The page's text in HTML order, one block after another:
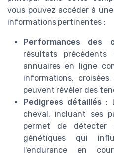
vous pouvez accéder à
informations pertinentes :
Performances des
résultats
annuaires en ligne
informations,
peuvent révéler des
Pedigrees détaillés :
cheval, incluant ses
permet de détecter
génétiques qui
l'endurance en